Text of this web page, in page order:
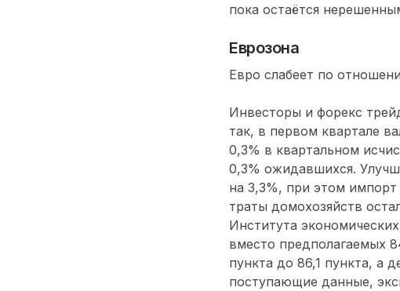
пока остаётся
Еврозона
Евро слабеет по
Инвесторы и форекс
так, в первом квартале
0,3% в квартальном
0,3% ожидавшихся.
на 3,3%, при этом импорт
траты домохозяйств
Института
вместо предполагаемых
пункта до 86,1 пункта, а
поступающие данные,